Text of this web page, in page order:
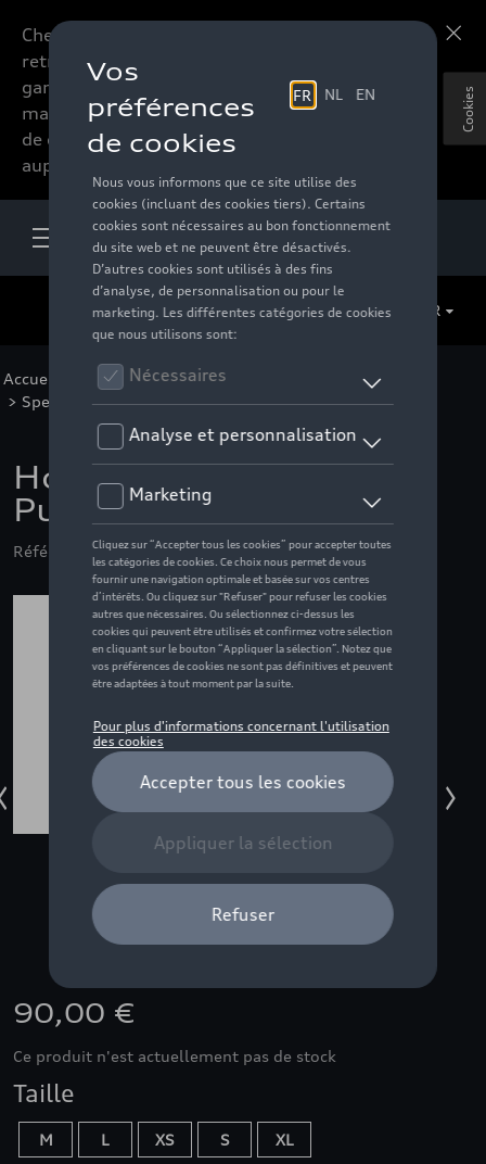
Chers accessoires-lovers,
retrouvez dorénavant toute la
gamme d’accessoires de votre
marque préférée sous forme
de catalogue à commander
auprès de votre distributeur.
FR
Accueil Pour vous >Audi Sport Collection
> Special Editions >Quattro Pulse > Détail
Hoodie Audi Quattro
Pulse - XXL
Référence: ZZQ3132609706
90,00 €
Ce produit n'est actuellement pas de stock
Taille
M L XS S XL
Cookies